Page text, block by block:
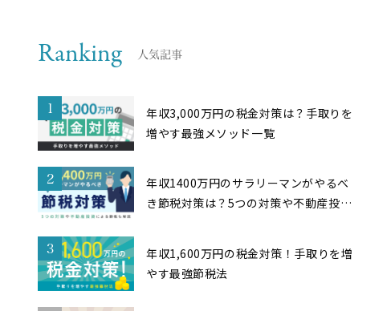
Ranking 人気記事
1
年収3,000万円の税金対策は？手取りを
増やす最強メソッド一覧
2
年収1400万円のサラリーマンがやるべ
き節税対策は？5つの対策や不動産投資
3
年収1,600万円の税金対策！手取りを増
やす最強節税法